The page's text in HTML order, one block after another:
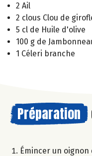
2 Ail
2 clous Clou de
5 cl de Huile d'olive
100 g de
1 Céleri branche
Préparation
Émincer un oignon